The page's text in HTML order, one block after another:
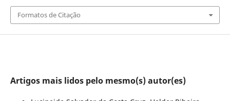
Formatos de Citação
Artigos mais lidos pelo mesmo(s) autor(es)